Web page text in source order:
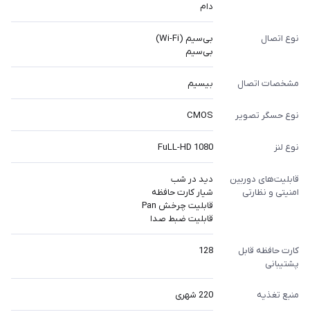
دام
نوع اتصال
بی‌سیم (Wi-Fi)
بی‌سیم
مشخصات اتصال بیسیم
نوع حسگر تصویر CMOS
نوع لنز FuLL-HD 1080
قابلیت‌های دوربین
امنیتی و نظارتی
دید در شب
شیار کارت حافظه
قابلیت چرخش Pan
قابلیت ضبط صدا
کارت حافظه‌ قابل
پشتیبانی
128
منبع تغذیه 220 شهری